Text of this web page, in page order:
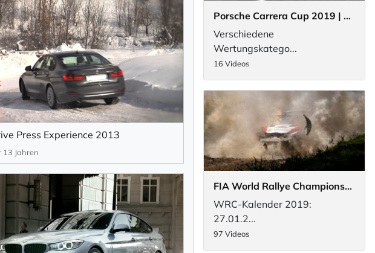
Press Experience 2013
13 Jahren
Porsche Carrera Cup 2019 | Deutschland
Verschiedene
Wertungskatego...
16 Videos
FIA World Rallye Championship 2019
WRC-Kalender 2019:
27.01.2...
97 Videos